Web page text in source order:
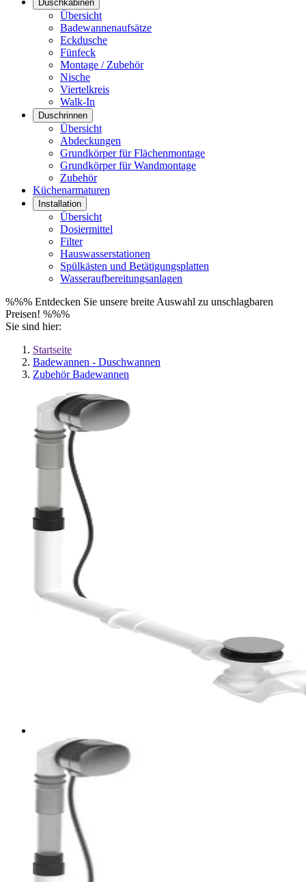
Duschkabinen
Übersicht
Badewannenaufsätze
Eckdusche
Fünfeck
Montage / Zubehör
Nische
Viertelkreis
Walk-In
Duschrinnen
Übersicht
Abdeckungen
Grundkörper für Flächenmontage
Grundkörper für Wandmontage
Zubehör
Küchenarmaturen
Installation
Übersicht
Dosiermittel
Filter
Hauswasserstationen
Spülkästen und Betätigungsplatten
Wasseraufbereitungsanlagen
%%% Entdecken Sie unsere breite Auswahl zu unschlagbaren
Preisen! %%%
Sie sind hier:
Startseite
Badewannen - Duschwannen
Zubehör Badewannen